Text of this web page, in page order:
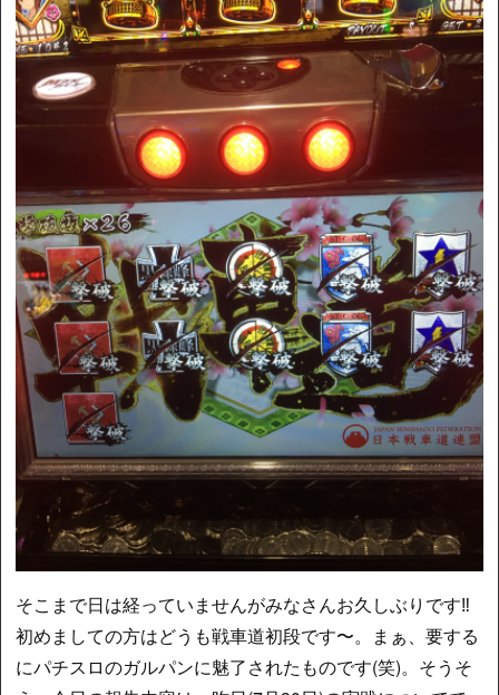
そこまで日は経っていませんがみなさんお久しぶりです‼︎
初めましての方はどうも戦車道初段です〜。まぁ、要する
にパチスロのガルパンに魅了されたものです(笑)。そうそ